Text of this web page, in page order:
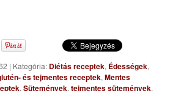
| Kategória: Diétás receptek, Édességek,
és tejmentes receptek,Mentes
,Sütemények,tejmentes sütemények,